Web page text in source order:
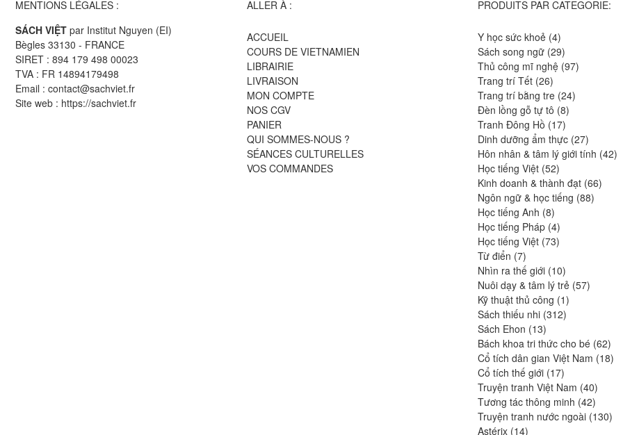
MENTIONS LÉGALES :
SÁCH VIỆT par Institut Nguyen (EI)
Bègles 33130 - FRANCE
SIRET : 894 179 498 00023
TVA : FR 14894179498
Email : contact@sachviet.fr
Site web : https://sachviet.fr
ALLER À :
ACCUEIL
COURS DE VIETNAMIEN
LIBRAIRIE
LIVRAISON
MON COMPTE
NOS CGV
PANIER
QUI SOMMES-NOUS ?
SÉANCES CULTURELLES
VOS COMMANDES
PRODUITS PAR CATEGORIE:
Y học sức khoẻ 44
produits
Sách song ngữ 2929
produits
Thủ công mĩ nghệ 9797
Trang trí Tết 2626
produits
Trang trí bằng tre 2424
Đèn lồng gỗ tự tô 88
Tranh Đông Hồ 1717
produits
Dinh dưỡng ẩm thực 2727
produits
Hôn nhân & tâm lý giới tính 42
Học tiếng Việt 5252
produits
Kinh doanh & thành đạt 6666
Ngôn ngữ & học tiếng 8888
Học tiếng Anh 88
produits
Học tiếng Pháp 44
produits
Học tiếng Việt 7373
Từ điển 77
produits
Nhìn ra thế giới 1010
produits
Nuôi dạy & tâm lý trẻ 5757
Kỹ thuật thủ công 11
produit
Sách thiếu nhi 312312
Sách Ehon 1313
produits
Bách khoa tri thức cho bé 6262
Cổ tích dân gian Việt Nam 1818
Cổ tích thế giới 1717
produits
Truyện tranh Việt Nam 4040
Tương tác thông minh 4242
Truyện tranh nước ngoài 130
Astérix 1414